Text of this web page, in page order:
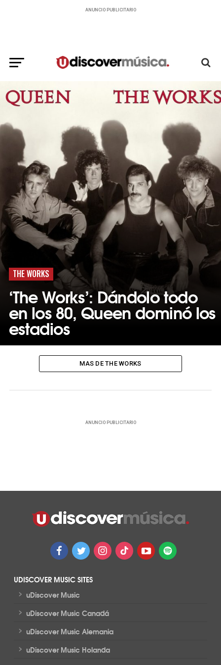
ANUNCIO PUBLICITARIO
THE WORKS
‘The Works’: Dándolo todo
en los 80, Queen dominó los
estadios
MAS DE THE WORKS
ANUNCIO PUBLICITARIO
UDISCOVER MUSIC SITES
> uDiscover Music
> uDiscover Music Canadá
> uDiscover Music Alemania
> uDiscover Music Holanda